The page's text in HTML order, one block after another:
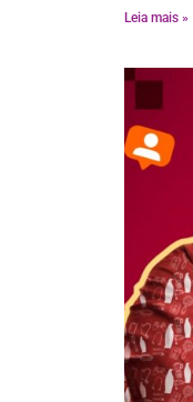
Leia mais »